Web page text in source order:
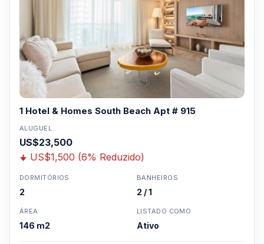
1 Hotel & Homes South Beach Apt # 915
ALUGUEL
US$23,500
US$1,500 (6% Reduzido)
DORMITÓRIOS
2
BANHEIROS
2 / 1
ÁREA
146 m2
LISTADO COMO
Ativo